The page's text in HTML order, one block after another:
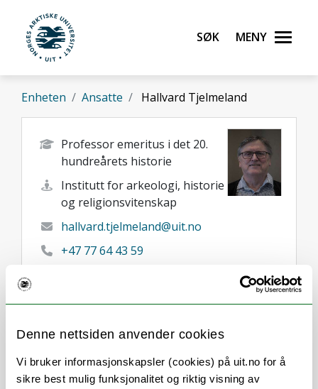
Denne nettsiden anvender cookies
Vi bruker informasjonskapsler (cookies) på uit.no for å
sikre best mulig funksjonalitet og riktig visning av
Gå til hovedinnhold
UiT Norges arktiske universitet
Søk Meny
Enheten Ansatte Hallvard Tjelmeland
Professor emeritus i det 20.
hundreårets historie
Institutt for arkeologi, historie
og religionsvitenskap
hallvard.tjelmeland@uit.no
+47 77 64 43 59